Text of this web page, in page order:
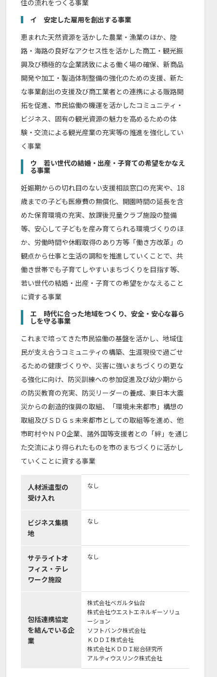
住の流れをつくる事業
イ 安定した雇用を創出する事業
恵まれた天然資源を活かした農業・漁業のほか、陸
路・海路の良好なアクセス性を活かした商工・観光振
興及び積極的な企業誘致による働く場の確保、新商品
開発や加工・製造体制整備の強化のための支援、新た
な事業創出の支援及び商工業者との連携による販路開
拓を促進、市民協働の機運を活かしたコミュニティ・
ビジネス、固有の観光資源の魅力を高めるための体
験・交流による観光産業の充実等の推進を強化してい
く事業
ウ 若い世代の結婚・出産・子育ての希望をかなえ
る事業
妊娠期からの切れ目のない支援相談窓口の充実や、18
歳までの子ども医療費の無償化、開園時間の延長を含
めた保育環境の充実、放課後児童クラブ施設の整備
等、安心して子どもを産み育てられる環境づくりのほ
か、労働時間や休暇取得のあり方等「働き方改革」の
観点から仕事と生活の調和を推進していくことで、共
働き世帯でも子育てしやすいまちづくりを目指す等、
若い世代の結婚・出産・子育ての希望をかなえること
に資する事業
エ 時代に合った地域をつくり、安全・安心な暮ら
しを守る事業
これまで培ってきた市民協働の基盤を活かし、地域住
民が支え合うコミュニティの構築、生涯現役で過ごせ
るための健康づくりや、災害に強いまちづくりの更な
る強化に向け、防災訓練への参加促進及び幼少期から
の防災教育の充実、防災リーダーの養成、東日本大震
災からの創造的復興の取組、「環境未来都市」構想の
取組及びＳＤＧｓ未来都市としての取組等を進め、他
市町村やＮＰО企業、諸外国等支援者との「絆」を通じ
た交流により得られたものを市のまちづくりに活かし
ていくことに資する事業
人材派遣型の
受け入れ
なし
ビジネス集積
地
なし
サテライトオ
フィス・テレ
ワーク施設
なし
包括連携協定
を結んでいる企
業
株式会社ベガルタ仙台
株式会社ウエストエネルギーソリュ
ーション
ソフトバンク株式会社
ＫＤＤＩ株式会社
株式会社ＫＤＤＩ総合研究所
アルティウスリンク株式会社